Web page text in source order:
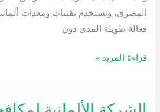
المصري، ونستخدم تقنيات ومعدات
فعالة طويلة المدى دون
قراءة المزيد »
الشركة